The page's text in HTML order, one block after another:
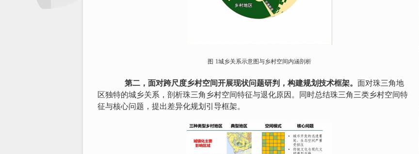
图 1城乡关系示意图与乡村空间内涵剖析
第二，面对跨尺度乡村空间开展现状问题研判，构建规划技术框架。 面对珠三角地
区独特的城乡关系，剖析珠三角乡村空间特征与退化原因。同时总结珠三角三类乡村空间特
征与核心问题，提出差异化规划引导框架。